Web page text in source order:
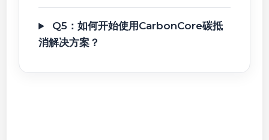
Q5：如何开始使用CarbonCore碳抵
消解决方案？